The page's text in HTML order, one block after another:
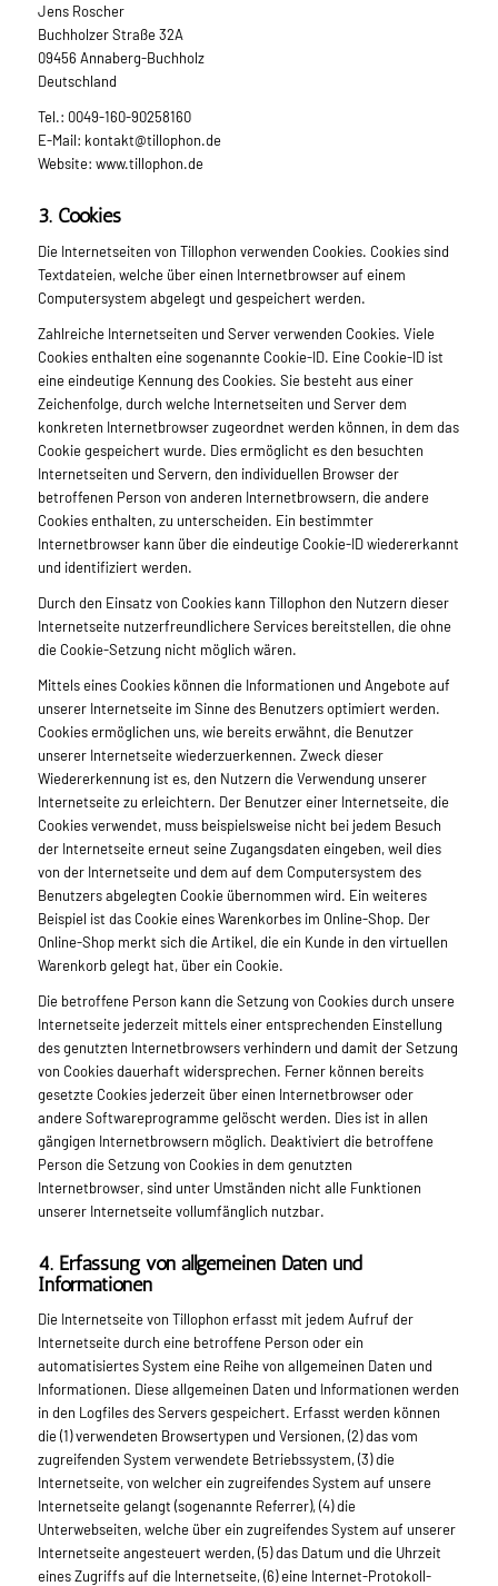
Jens Roscher
Buchholzer Straße 32A
09456 Annaberg-Buchholz
Deutschland
Tel.: 0049-160-90258160
E-Mail: kontakt@tillophon.de
Website: www.tillophon.de
3. Cookies
Die Internetseiten von Tillophon verwenden Cookies. Cookies sind
Textdateien, welche über einen Internetbrowser auf einem
Computersystem abgelegt und gespeichert werden.
Zahlreiche Internetseiten und Server verwenden Cookies. Viele
Cookies enthalten eine sogenannte Cookie-ID. Eine Cookie-ID ist
eine eindeutige Kennung des Cookies. Sie besteht aus einer
Zeichenfolge, durch welche Internetseiten und Server dem
konkreten Internetbrowser zugeordnet werden können, in dem das
Cookie gespeichert wurde. Dies ermöglicht es den besuchten
Internetseiten und Servern, den individuellen Browser der
betroffenen Person von anderen Internetbrowsern, die andere
Cookies enthalten, zu unterscheiden. Ein bestimmter
Internetbrowser kann über die eindeutige Cookie-ID wiedererkannt
und identifiziert werden.
Durch den Einsatz von Cookies kann Tillophon den Nutzern dieser
Internetseite nutzerfreundlichere Services bereitstellen, die ohne
die Cookie-Setzung nicht möglich wären.
Mittels eines Cookies können die Informationen und Angebote auf
unserer Internetseite im Sinne des Benutzers optimiert werden.
Cookies ermöglichen uns, wie bereits erwähnt, die Benutzer
unserer Internetseite wiederzuerkennen. Zweck dieser
Wiedererkennung ist es, den Nutzern die Verwendung unserer
Internetseite zu erleichtern. Der Benutzer einer Internetseite, die
Cookies verwendet, muss beispielsweise nicht bei jedem Besuch
der Internetseite erneut seine Zugangsdaten eingeben, weil dies
von der Internetseite und dem auf dem Computersystem des
Benutzers abgelegten Cookie übernommen wird. Ein weiteres
Beispiel ist das Cookie eines Warenkorbes im Online-Shop. Der
Online-Shop merkt sich die Artikel, die ein Kunde in den virtuellen
Warenkorb gelegt hat, über ein Cookie.
Die betroffene Person kann die Setzung von Cookies durch unsere
Internetseite jederzeit mittels einer entsprechenden Einstellung
des genutzten Internetbrowsers verhindern und damit der Setzung
von Cookies dauerhaft widersprechen. Ferner können bereits
gesetzte Cookies jederzeit über einen Internetbrowser oder
andere Softwareprogramme gelöscht werden. Dies ist in allen
gängigen Internetbrowsern möglich. Deaktiviert die betroffene
Person die Setzung von Cookies in dem genutzten
Internetbrowser, sind unter Umständen nicht alle Funktionen
unserer Internetseite vollumfänglich nutzbar.
4. Erfassung von allgemeinen Daten und
Informationen
Die Internetseite von Tillophon erfasst mit jedem Aufruf der
Internetseite durch eine betroffene Person oder ein
automatisiertes System eine Reihe von allgemeinen Daten und
Informationen. Diese allgemeinen Daten und Informationen werden
in den Logfiles des Servers gespeichert. Erfasst werden können
die (1) verwendeten Browsertypen und Versionen, (2) das vom
zugreifenden System verwendete Betriebssystem, (3) die
Internetseite, von welcher ein zugreifendes System auf unsere
Internetseite gelangt (sogenannte Referrer), (4) die
Unterwebseiten, welche über ein zugreifendes System auf unserer
Internetseite angesteuert werden, (5) das Datum und die Uhrzeit
eines Zugriffs auf die Internetseite, (6) eine Internet-Protokoll-